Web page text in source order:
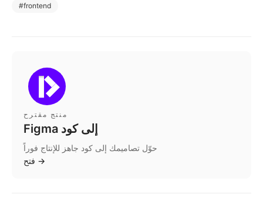
#frontend
منتج مقترح
Figma إلى كود
حوّل تصاميمك إلى كود جاهز للإنتاج فوراً
فتح →